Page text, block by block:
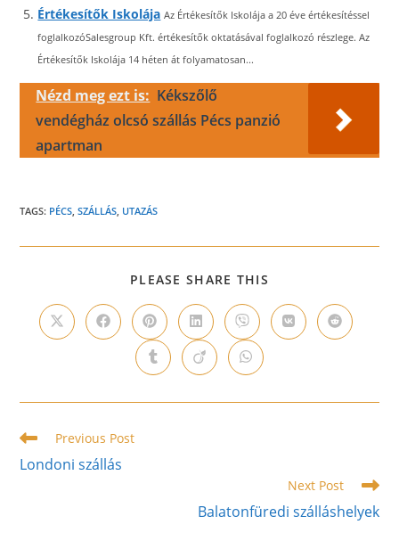
Értékesítők Iskolája Az Értékesítők Iskolája a 20 éve értékesítéssel
foglalkozóSalesgroup Kft. értékesítők oktatásával foglalkozó részlege. Az
Értékesítők Iskolája 14 héten át folyamatosan...
Nézd meg ezt is: Kékszőlő
vendégház olcsó szállás Pécs panzió
apartman
TAGS: PÉCS, SZÁLLÁS, UTAZÁS
PLEASE SHARE THIS
CONTENT
Opens
in
Opens
in
window
Opens
in
a
new
window
Opens
in
a
new
window
Opens
in
a
new
window
Opens
in
Opens
in
Opens
in
new
Opens
in
new
Opens
in
new
Read
articles
Previous Post
Londoni szállás
Next Post
Balatonfüredi szálláshelyek